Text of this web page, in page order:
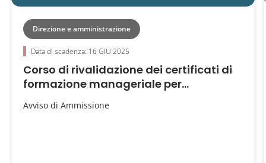
Direzione e amministrazione
Data di scadenza: 16 GIU 2025
Corso di rivalidazione dei certificati di
formazione manageriale per...
Avviso di Ammissione